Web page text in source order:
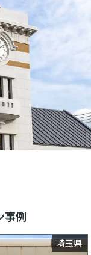
事例
埼玉県